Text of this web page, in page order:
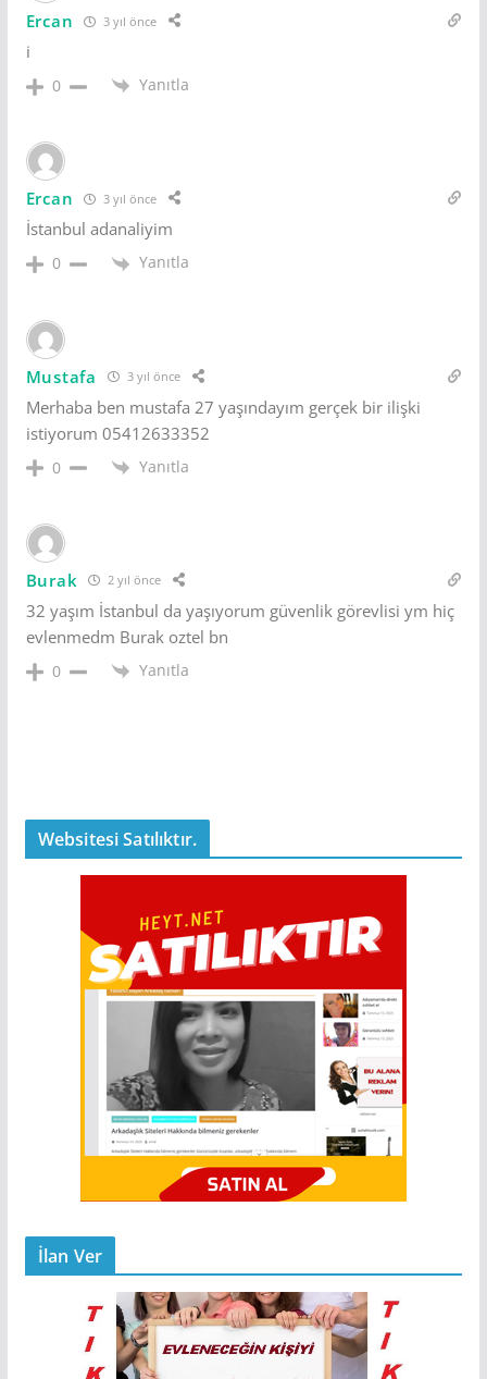
Ercan 3 yıl önce
i
0 Yanıtla
Ercan 3 yıl önce
İstanbul adanaliyim
0 Yanıtla
Mustafa 3 yıl önce
Merhaba ben mustafa 27 yaşındayım gerçek bir ilişki
istiyorum 05412633352
0 Yanıtla
Burak 2 yıl önce
32 yaşım İstanbul da yaşıyorum güvenlik görevlisi ym hiç
evlenmedm Burak oztel bn
0 Yanıtla
Websitesi Satılıktır.
İlan Ver